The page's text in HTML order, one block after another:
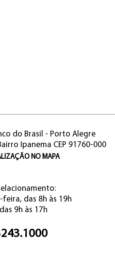
do Brasil - Porto Alegre
Ipanema CEP 91760-000
NO MAPA
feira, das 8h às 19h
9h às 17h